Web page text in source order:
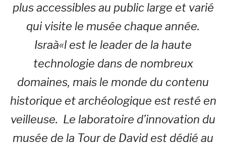
plus accessibles au public large et varié
qui visite le musée chaque année.
Israà«l est le leader de la haute
technologie dans de nombreux
domaines, mais le monde du contenu
historique et archéologique est resté en
veilleuse. Le laboratoire d’innovation du
musée de la Tour de David est dédié au